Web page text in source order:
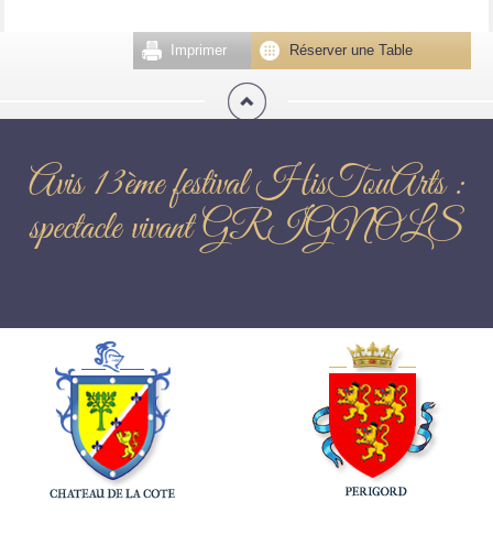
Réserver une Table
Imprimer
Avis 13ème festival HisTouArts :
spectacle vivant GRIGNOLS